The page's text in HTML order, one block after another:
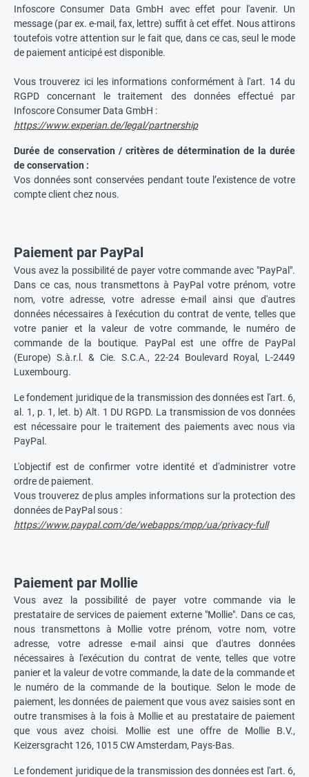
Infoscore Consumer Data GmbH avec effet pour l'avenir. Un
message (par ex. e-mail, fax, lettre) suffit à cet effet. Nous attirons
toutefois votre attention sur le fait que, dans ce cas, seul le mode
de paiement anticipé est disponible.
Vous trouverez ici les informations conformément à l'art. 14 du
RGPD concernant le traitement des données effectué par
Infoscore Consumer Data GmbH :
https://www.experian.de/legal/partnership
Durée de conservation / critères de détermination de la durée
de conservation :
Vos données sont conservées pendant toute l’existence de votre
compte client chez nous.
Paiement par PayPal
Vous avez la possibilité de payer votre commande avec "PayPal".
Dans ce cas, nous transmettons à PayPal votre prénom, votre
nom, votre adresse, votre adresse e-mail ainsi que d'autres
données nécessaires à l'exécution du contrat de vente, telles que
votre panier et la valeur de votre commande, le numéro de
commande de la boutique. PayPal est une offre de PayPal
(Europe) S.à.r.l. & Cie. S.C.A., 22-24 Boulevard Royal, L-2449
Luxembourg.
Le fondement juridique de la transmission des données est l'art. 6,
al. 1, p. 1, let. b) Alt. 1 DU RGPD. La transmission de vos données
est nécessaire pour le traitement des paiements avec nous via
PayPal.
L'objectif est de confirmer votre identité et d'administrer votre
ordre de paiement.
Vous trouverez de plus amples informations sur la protection des
données de PayPal sous :
https://www.paypal.com/de/webapps/mpp/ua/privacy-full
Paiement par Mollie
Vous avez la possibilité de payer votre commande via le
prestataire de services de paiement externe "Mollie". Dans ce cas,
nous transmettons à Mollie votre prénom, votre nom, votre
adresse, votre adresse e-mail ainsi que d'autres données
nécessaires à l'exécution du contrat de vente, telles que votre
panier et la valeur de votre commande, la date de la commande et
le numéro de la commande de la boutique. Selon le mode de
paiement, les données de paiement que vous avez saisies sont en
outre transmises à la fois à Mollie et au prestataire de paiement
que vous avez choisi. Mollie est une offre de Mollie B.V.,
Keizersgracht 126, 1015 CW Amsterdam, Pays-Bas.
Le fondement juridique de la transmission des données est l'art. 6,